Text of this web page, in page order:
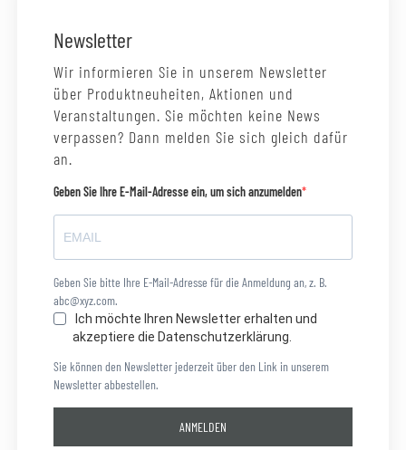
Newsletter
Wir informieren Sie in unserem Newsletter
über Produktneuheiten, Aktionen und
Veranstaltungen. Sie möchten keine News
verpassen? Dann melden Sie sich gleich dafür
an.
Geben Sie Ihre E-Mail-Adresse ein, um sich anzumelden
Geben Sie bitte Ihre E-Mail-Adresse für die Anmeldung an, z. B.
abc@xyz.com.
Ich möchte Ihren Newsletter erhalten und
akzeptiere die Datenschutzerklärung.
Sie können den Newsletter jederzeit über den Link in unserem
Newsletter abbestellen.
ANMELDEN